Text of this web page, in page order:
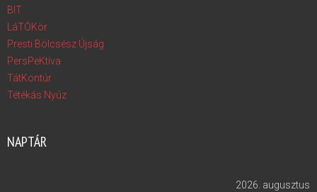
BIT
LáTÓKör
Presti Bölcsész Újság
PersPeKtíva
TátKontúr
Tétékás Nyúz
NAPTÁR
2026. augusztus